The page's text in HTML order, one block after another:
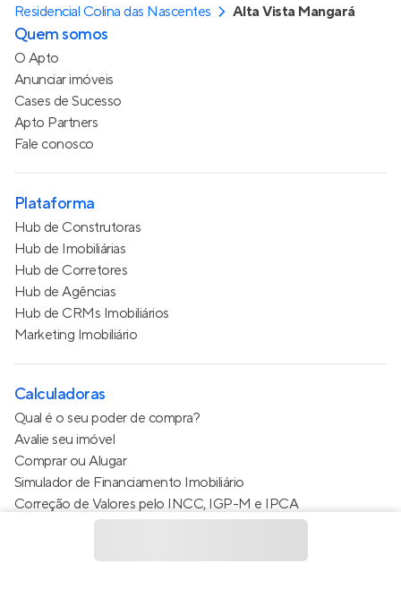
Residencial Colina das Nascentes
Alta Vista Mangará
Quem somos
O Apto
Anunciar imóveis
Cases de Sucesso
Apto Partners
Fale conosco
Plataforma
Hub de Construtoras
Hub de Imobiliárias
Hub de Corretores
Hub de Agências
Hub de CRMs Imobiliários
Marketing Imobiliário
Calculadoras
Qual é o seu poder de compra?
Avalie seu imóvel
Comprar ou Alugar
Simulador de Financiamento Imobiliário
Correção de Valores pelo INCC, IGP-M e IPCA
Estimativa de valor do condomínio